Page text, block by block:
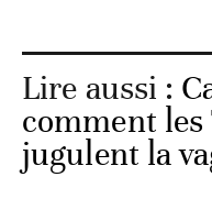
Lire aussi :
comment les
jugulent la